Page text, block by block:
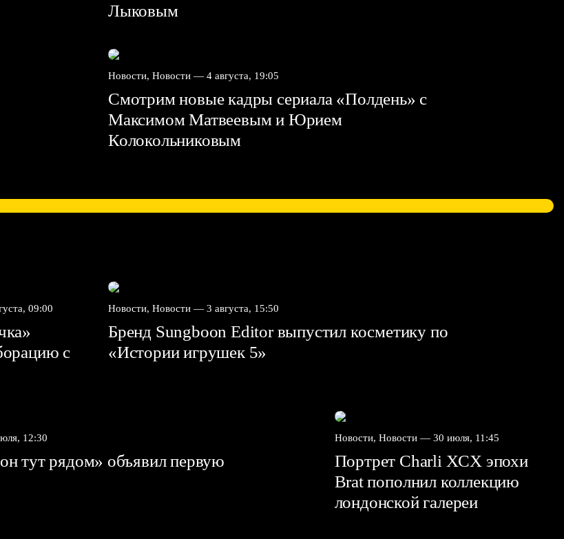
Лыковым
Новости, Новости — 4 августа, 19:05
Смотрим новые кадры сериала «Полдень» с
Максимом Матвеевым и Юрием
Колокольниковым
09:00
с
Новости, Новости — 3 августа, 15:50
Бренд Sungboon Editor выпустил косметику по
«Истории игрушек 5»
12:30
тут рядом» объявил первую
Новости, Новости — 30 июля, 11:45
Портрет Charli XCX эпохи
Brat пополнил коллекцию
лондонской галереи